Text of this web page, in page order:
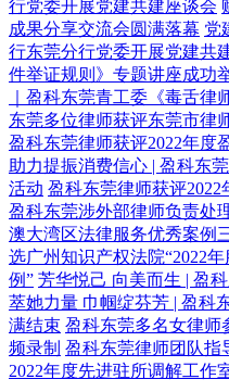
行党委开展党建共建座谈会
成果分享交流会圆满落幕 党
行东莞分行党委开展党建共
件举证规则》专题讲座成功
｜盈科东莞青工委《毒舌律
东莞多位律师获评东莞市律
盈科东莞律师获评2022年度
助力提振消费信心 | 盈科东
活动 盈科东莞律师获评
盈科东莞涉外部律师负责处
澳大湾区法律服务优秀案例
选广州知识产权法院“2022
例” 芳华悦己 向美而生 | 盈
萃她力量 巾帼绽芬芳 | 盈科
满结束 盈科东莞多名女律师
频录制 盈科东莞律师团队指
2022年度先进驻所调解工作